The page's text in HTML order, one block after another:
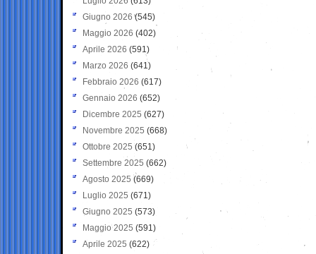
Giugno 2026 (545)
Maggio 2026 (402)
Aprile 2026 (591)
Marzo 2026 (641)
Febbraio 2026 (617)
Gennaio 2026 (652)
Dicembre 2025 (627)
Novembre 2025 (668)
Ottobre 2025 (651)
Settembre 2025 (662)
Agosto 2025 (669)
Luglio 2025 (671)
Giugno 2025 (573)
Maggio 2025 (591)
Aprile 2025 (622)